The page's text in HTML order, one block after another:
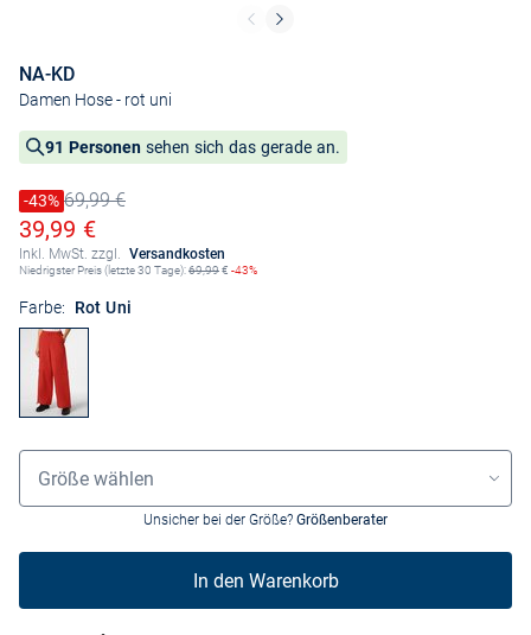
NA-KD
Damen Hose- rot uni
91 Personen sehen sich das gerade an.
Preis reduziert um
-43%
Alter Preis69,99 €
Ermäßigter Preis
39,99 €
Inkl. MwSt. zzgl. Versandkosten
Niedrigster Preis (letzte 30 Tage):69,99€ -43%
Farbe: Rot Uni
Grössenauswahl
Größe wählen
Unsicher bei der Größe? Größenberater
In den Warenkorb